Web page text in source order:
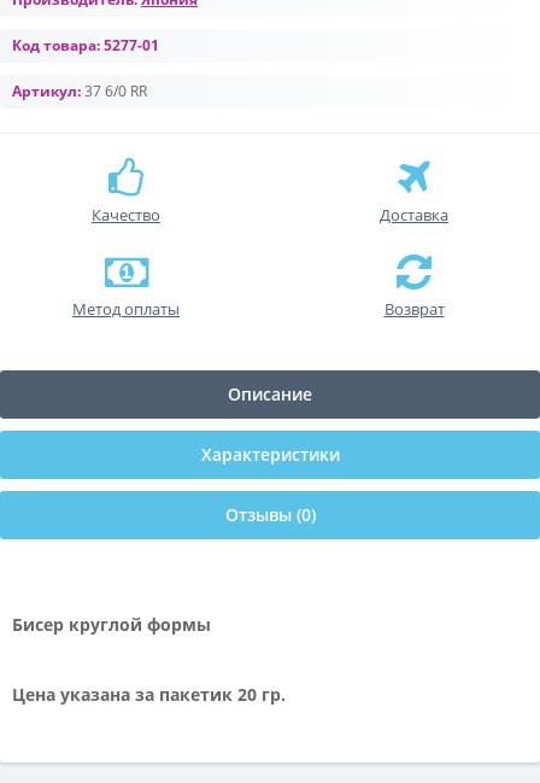
Код товара:5277-01
Артикул:37 6/0 RR
Качество Доставка
Метод оплаты Возврат
Описание
Характеристики
Отзывы (0)
Бисер круглой формы
Цена указана за пакетик 20 гр.